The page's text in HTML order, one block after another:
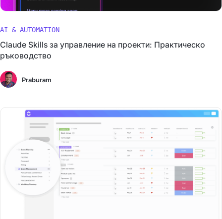
AI & AUTOMATION
Claude Skills за управление на проекти: Практическо
ръководство
Praburam